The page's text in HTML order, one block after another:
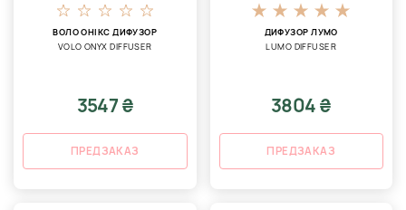
ВОЛО ОНІКС ДИФУЗОР
VOLO ONYX DIFFUSER
3547 ₴
ПРЕДЗАКАЗ
ДИФУЗОР ЛУМО
LUMO DIFFUSER
3804 ₴
ПРЕДЗАКАЗ